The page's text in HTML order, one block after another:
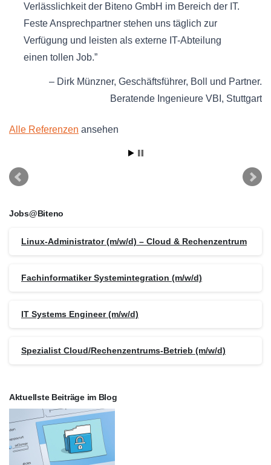
Verlässlichkeit der Biteno GmbH im Bereich der IT.
Feste Ansprechpartner stehen uns täglich zur
Verfügung und leisten als externe IT-Abteilung
einen tollen Job.
Dirk Münzner Geschäftsführer Boll und Partner.
Beratende Ingenieure VBI
Stuttgart
Alle Referenzen ansehen
Jobs@Biteno
Linux-Administrator (m/w/d) – Cloud & Rechenzentrum
Fachinformatiker Systemintegration (m/w/d)
IT Systems Engineer (m/w/d)
Spezialist Cloud/Rechenzentrums-Betrieb (m/w/d)
Aktuellste Beiträge im Blog